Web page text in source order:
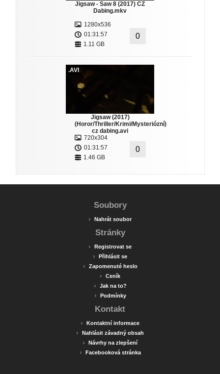
Jigsaw - Saw 8 (2017) CZ
Dabing.mkv
1280x536
01:31:57
1.11 GB
0
.AVI
Jigsaw (2017)
(Horor/Thriller/Krimi/Mysteriózní)
cz dabing.avi
720x304
01:31:57
1.46 GB
0
Soubory
› Nahrát soubor
Stránky
› Registrovat se
› Přihlásit se
› Zapomenuté heslo
› Ceník
› Jak na to?
› Podmínky
Kontakt
› Kontaktní informace
› Nahlásit závadný obsah
› Návrhy na zlepšení
› Facebooková stránka